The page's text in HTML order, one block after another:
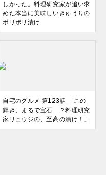
しかった。料理研究家が追い求
めた本当に美味しいきゅうりの
ポリポリ漬け
自宅のグルメ 第123話 「この
輝き、まるで宝石…？料理研究
家リュウジの、至高の漬け！」